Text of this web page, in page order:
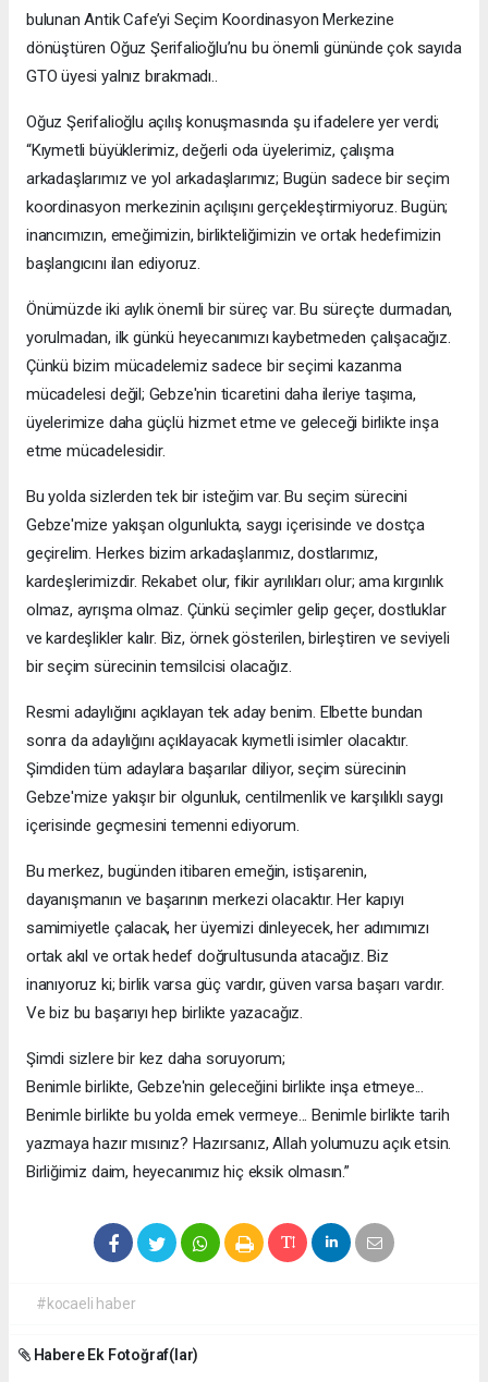
bulunan Antik Cafe’yi Seçim Koordinasyon Merkezine
dönüştüren Oğuz Şerifalioğlu’nu bu önemli gününde çok sayıda
GTO üyesi yalnız bırakmadı..
Oğuz Şerifalioğlu açılış konuşmasında şu ifadelere yer verdi;
“Kıymetli büyüklerimiz, değerli oda üyelerimiz, çalışma
arkadaşlarımız ve yol arkadaşlarımız; Bugün sadece bir seçim
koordinasyon merkezinin açılışını gerçekleştirmiyoruz. Bugün;
inancımızın, emeğimizin, birlikteliğimizin ve ortak hedefimizin
başlangıcını ilan ediyoruz.
Önümüzde iki aylık önemli bir süreç var. Bu süreçte durmadan,
yorulmadan, ilk günkü heyecanımızı kaybetmeden çalışacağız.
Çünkü bizim mücadelemiz sadece bir seçimi kazanma
mücadelesi değil; Gebze'nin ticaretini daha ileriye taşıma,
üyelerimize daha güçlü hizmet etme ve geleceği birlikte inşa
etme mücadelesidir.
Bu yolda sizlerden tek bir isteğim var. Bu seçim sürecini
Gebze'mize yakışan olgunlukta, saygı içerisinde ve dostça
geçirelim. Herkes bizim arkadaşlarımız, dostlarımız,
kardeşlerimizdir. Rekabet olur, fikir ayrılıkları olur; ama kırgınlık
olmaz, ayrışma olmaz. Çünkü seçimler gelip geçer, dostluklar
ve kardeşlikler kalır. Biz, örnek gösterilen, birleştiren ve seviyeli
bir seçim sürecinin temsilcisi olacağız.
Resmi adaylığını açıklayan tek aday benim. Elbette bundan
sonra da adaylığını açıklayacak kıymetli isimler olacaktır.
Şimdiden tüm adaylara başarılar diliyor, seçim sürecinin
Gebze'mize yakışır bir olgunluk, centilmenlik ve karşılıklı saygı
içerisinde geçmesini temenni ediyorum.
Bu merkez, bugünden itibaren emeğin, istişarenin,
dayanışmanın ve başarının merkezi olacaktır. Her kapıyı
samimiyetle çalacak, her üyemizi dinleyecek, her adımımızı
ortak akıl ve ortak hedef doğrultusunda atacağız. Biz
inanıyoruz ki; birlik varsa güç vardır, güven varsa başarı vardır.
Ve biz bu başarıyı hep birlikte yazacağız.
Şimdi sizlere bir kez daha soruyorum;
Benimle birlikte, Gebze'nin geleceğini birlikte inşa etmeye...
Benimle birlikte bu yolda emek vermeye... Benimle birlikte tarih
yazmaya hazır mısınız? Hazırsanız, Allah yolumuzu açık etsin.
Birliğimiz daim, heyecanımız hiç eksik olmasın.”
#kocaeli haber
Habere Ek Fotoğraf(lar)